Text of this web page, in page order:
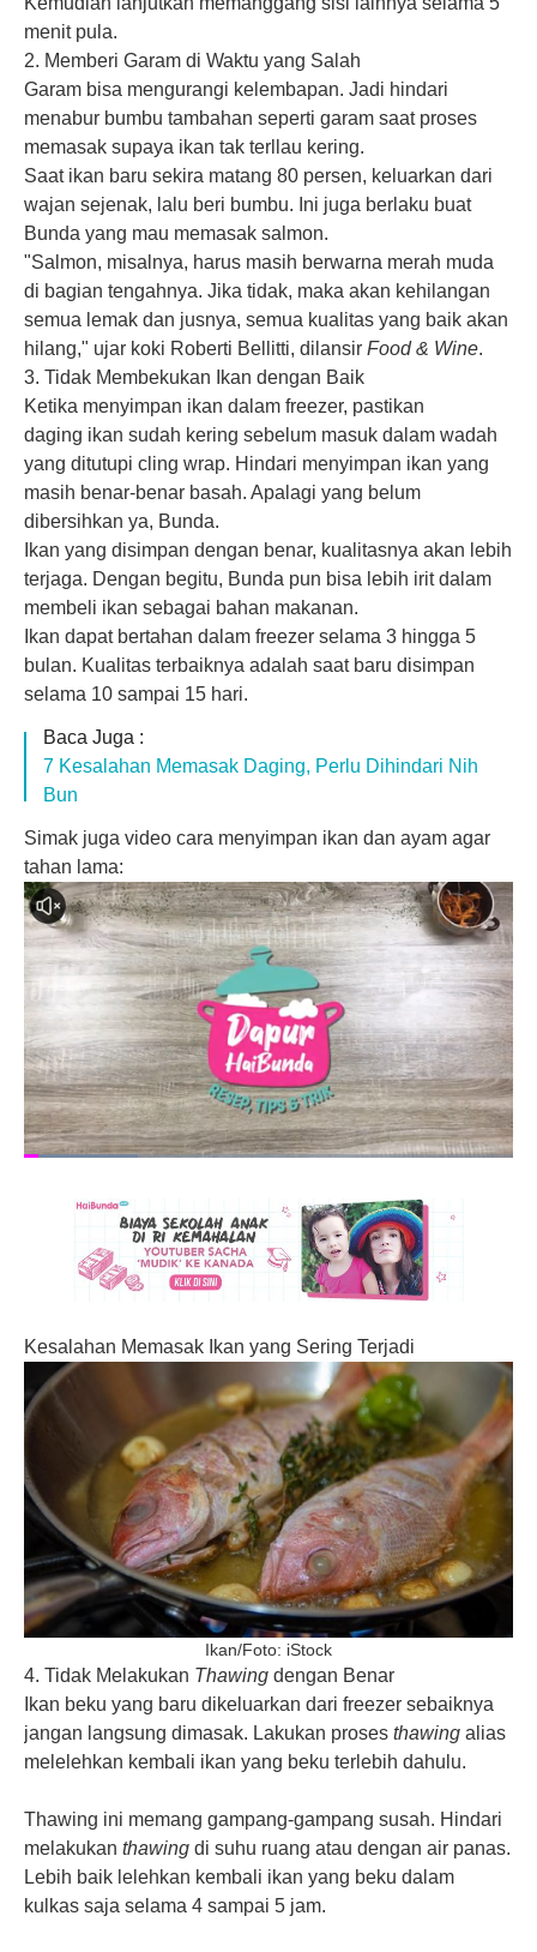
menit pula.
2. Memberi Garam di Waktu yang Salah
Garam bisa mengurangi kelembapan. Jadi hindari
menabur bumbu tambahan seperti garam saat proses
memasak supaya ikan tak terllau kering.
Saat ikan baru sekira matang 80 persen, keluarkan dari
wajan sejenak, lalu beri bumbu. Ini juga berlaku buat
Bunda yang mau memasak salmon.
"Salmon, misalnya, harus masih berwarna merah muda
di bagian tengahnya. Jika tidak, maka akan kehilangan
semua lemak dan jusnya, semua kualitas yang baik akan
hilang," ujar koki Roberti Bellitti, dilansir Food & Wine.
3. Tidak Membekukan Ikan dengan Baik
Ketika menyimpan ikan dalam freezer, pastikan
daging ikan sudah kering sebelum masuk dalam wadah
yang ditutupi cling wrap. Hindari menyimpan ikan yang
masih benar-benar basah. Apalagi yang belum
dibersihkan ya, Bunda.
Ikan yang disimpan dengan benar, kualitasnya akan lebih
terjaga. Dengan begitu, Bunda pun bisa lebih irit dalam
membeli ikan sebagai bahan makanan.
Ikan dapat bertahan dalam freezer selama 3 hingga 5
bulan. Kualitas terbaiknya adalah saat baru disimpan
selama 10 sampai 15 hari.
Baca Juga :
7 Kesalahan Memasak Daging, Perlu Dihindari Nih
Bun
Simak juga video cara menyimpan ikan dan ayam agar
tahan lama:
Kesalahan Memasak Ikan yang Sering Terjadi
Ikan/Foto: iStock
4. Tidak Melakukan Thawing dengan Benar
Ikan beku yang baru dikeluarkan dari freezer sebaiknya
jangan langsung dimasak. Lakukan proses thawing alias
melelehkan kembali ikan yang beku terlebih dahulu.
Thawing ini memang gampang-gampang susah. Hindari
melakukan thawing di suhu ruang atau dengan air panas.
Lebih baik lelehkan kembali ikan yang beku dalam
kulkas saja selama 4 sampai 5 jam.